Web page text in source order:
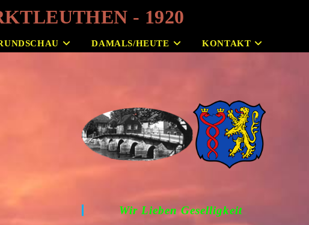
- 1920
DAMALS/HEUTE KONTAKT
Wir Lieben Geselligkeit